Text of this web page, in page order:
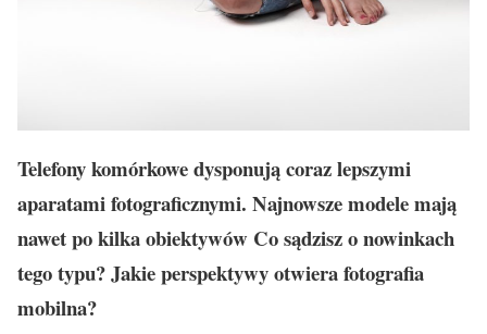
Telefony komórkowe dysponują coraz lepszymi
aparatami fotograficznymi. Najnowsze modele mają
nawet po kilka obiektywów Co sądzisz o nowinkach
tego typu? Jakie perspektywy otwiera fotografia
mobilna?